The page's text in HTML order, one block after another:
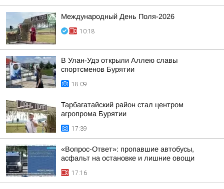
Международный День Поля-2026
10:18
В Улан-Удэ открыли Аллею славы
спортсменов Бурятии
18:09
Тарбагатайский район стал центром
агропрома Бурятии
17:39
«Вопрос-Ответ»: пропавшие автобусы,
асфальт на остановке и лишние овощи
17:16